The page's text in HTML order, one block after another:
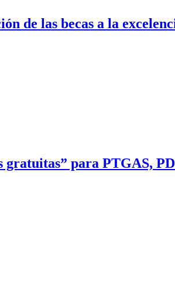
de las becas a la
para PTGAS,